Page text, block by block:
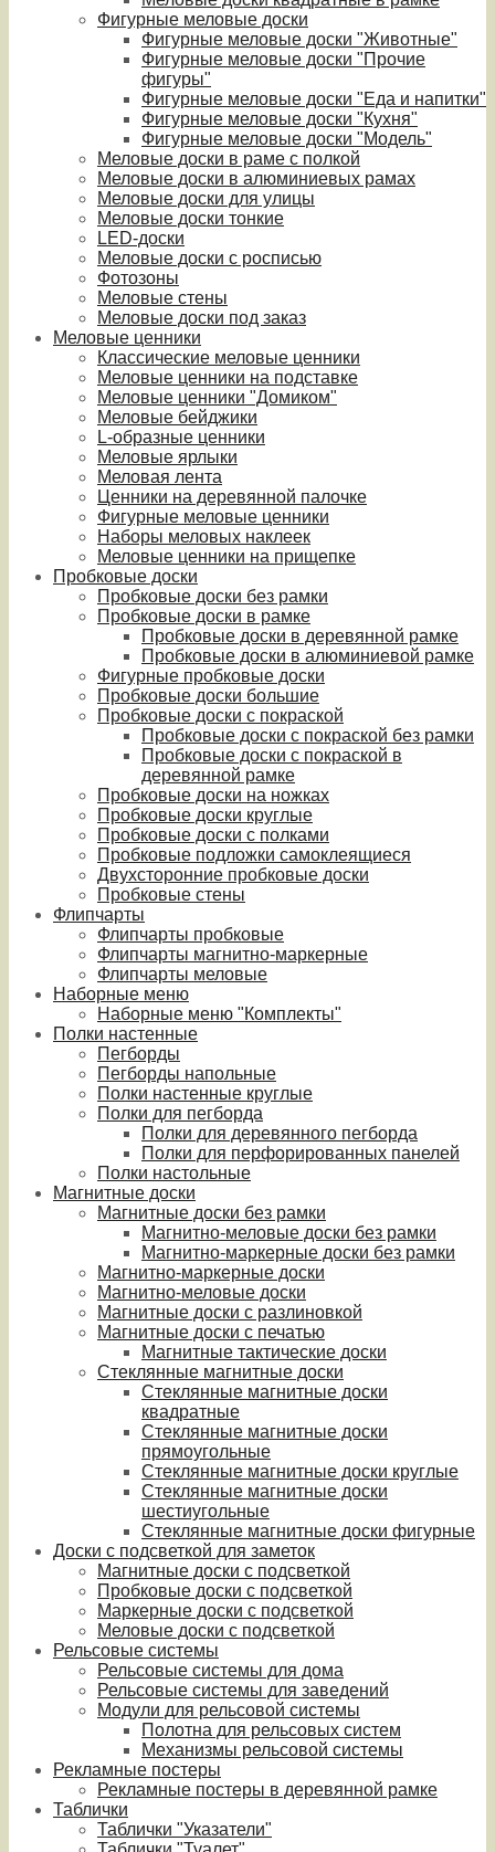
Фигурные меловые доски
Фигурные меловые доски "Животные"
Фигурные меловые доски "Прочие
фигуры"
Фигурные меловые доски "Еда и напитки"
Фигурные меловые доски "Кухня"
Фигурные меловые доски "Модель"
Меловые доски в раме с полкой
Меловые доски в алюминиевых рамах
Меловые доски для улицы
Меловые доски тонкие
LED-доски
Меловые доски с росписью
Фотозоны
Меловые стены
Меловые доски под заказ
Меловые ценники
Классические меловые ценники
Меловые ценники на подставке
Меловые ценники "Домиком"
Меловые бейджики
L-образные ценники
Меловые ярлыки
Меловая лента
Ценники на деревянной палочке
Фигурные меловые ценники
Наборы меловых наклеек
Меловые ценники на прищепке
Пробковые доски
Пробковые доски без рамки
Пробковые доски в рамке
Пробковые доски в деревянной рамке
Пробковые доски в алюминиевой рамке
Фигурные пробковые доски
Пробковые доски большие
Пробковые доски с покраской
Пробковые доски с покраской без рамки
Пробковые доски с покраской в
деревянной рамке
Пробковые доски на ножках
Пробковые доски круглые
Пробковые доски с полками
Пробковые подложки самоклеящиеся
Двухсторонние пробковые доски
Пробковые стены
Флипчарты
Флипчарты пробковые
Флипчарты магнитно-маркерные
Флипчарты меловые
Наборные меню
Наборные меню "Комплекты"
Полки настенные
Пегборды
Пегборды напольные
Полки настенные круглые
Полки для пегборда
Полки для деревянного пегборда
Полки для перфорированных панелей
Полки настольные
Магнитные доски
Магнитные доски без рамки
Магнитно-меловые доски без рамки
Магнитно-маркерные доски без рамки
Магнитно-маркерные доски
Магнитно-меловые доски
Магнитные доски с разлиновкой
Магнитные доски с печатью
Магнитные тактические доски
Стеклянные магнитные доски
Стеклянные магнитные доски
квадратные
Стеклянные магнитные доски
прямоугольные
Стеклянные магнитные доски круглые
Стеклянные магнитные доски
шестиугольные
Стеклянные магнитные доски фигурные
Доски с подсветкой для заметок
Магнитные доски с подсветкой
Пробковые доски с подсветкой
Маркерные доски с подсветкой
Меловые доски с подсветкой
Рельсовые системы
Рельсовые системы для дома
Рельсовые системы для заведений
Модули для рельсовой системы
Полотна для рельсовых систем
Механизмы рельсовой системы
Рекламные постеры
Рекламные постеры в деревянной рамке
Таблички
Таблички "Указатели"